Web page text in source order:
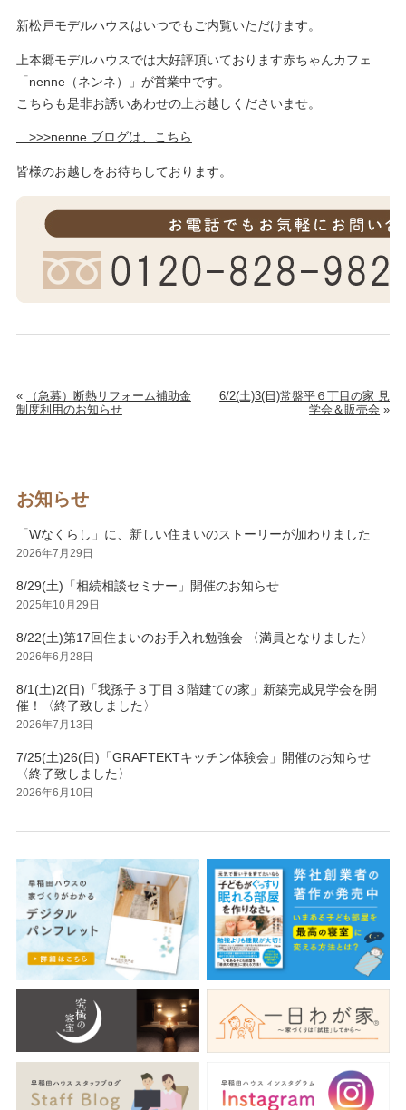
新松戸モデルハウスはいつでもご内覧いただけます。
上本郷モデルハウスでは大好評頂いております赤ちゃんカフェ
「nenne（ネンネ）」が営業中です。
こちらも是非お誘いあわせの上お越しくださいませ。
>>>nenne ブログは、こちら
皆様のお越しをお待ちしております。
«
（急募）断熱リフォーム補助金
制度利用のお知らせ
6/2(土)3(日)常盤平６丁目の家 見
学会＆販売会 »
お知らせ
「Wなくらし」に、新しい住まいのストーリーが加わりました
2026年7月29日
8/29(土)「相続相談セミナー」開催のお知らせ
2025年10月29日
8/22(土)第17回住まいのお手入れ勉強会 〈満員となりました〉
2026年6月28日
8/1(土)2(日)「我孫子３丁目３階建ての家」新築完成見学会を開
催！〈終了致しました〉
2026年7月13日
7/25(土)26(日)「GRAFTEKTキッチン体験会」開催のお知らせ
〈終了致しました〉
2026年6月10日